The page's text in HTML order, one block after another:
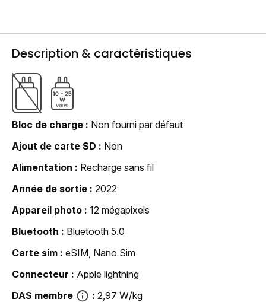
Description & caractéristiques
Bloc de charge
Non fourni par défaut
Ajout de carte SD
Non
Alimentation
Recharge sans fil
Année de sortie
2022
Appareil photo
12 mégapixels
Bluetooth
Bluetooth 5.0
Carte sim
eSIM, Nano Sim
Connecteur
Apple lightning
DAS membre
2,97 W/kg